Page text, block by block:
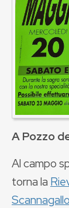
A Pozzo
Al campo
torna la
Scannagallo